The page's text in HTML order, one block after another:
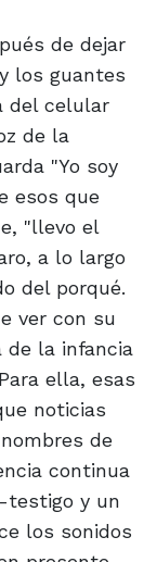
de dejar
los guantes
del celular
de la
"Yo soy
esos que
"llevo el
a lo largo
del porqué.
ver con su
de la infancia
ella, esas
noticias
de
continua
testigo y un
los sonidos